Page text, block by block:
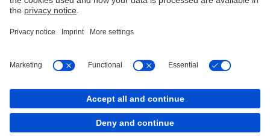
Impressum Rechtliche Hinweise
Datenschutz
Information zur Barrierefreiheit
Seitenübersicht
Kontakt
Cookies
zurück nach oben
Copyright © 2026 Deutsche Bank AG, Frankfurt